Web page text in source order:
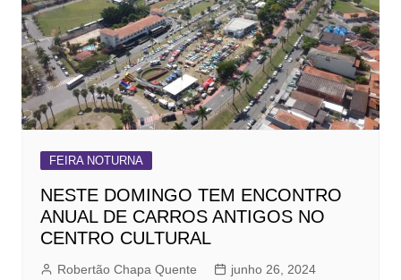
FEIRA NOTURNA
NESTE DOMINGO TEM ENCONTRO
ANUAL DE CARROS ANTIGOS NO
CENTRO CULTURAL
Robertão Chapa Quente
junho 26, 2024